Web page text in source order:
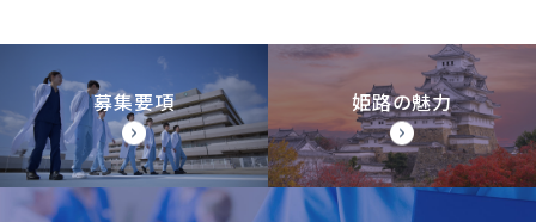
募集要項 姫路の魅力